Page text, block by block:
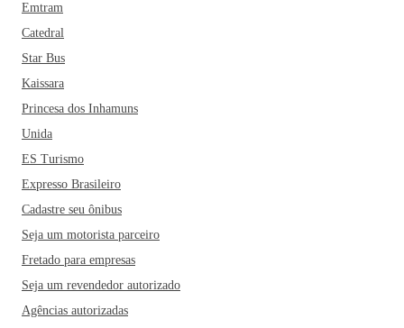
Emtram
Catedral
Star Bus
Kaissara
Princesa dos Inhamuns
Unida
ES Turismo
Expresso Brasileiro
Cadastre seu ônibus
Seja um motorista parceiro
Fretado para empresas
Seja um revendedor autorizado
Agências autorizadas